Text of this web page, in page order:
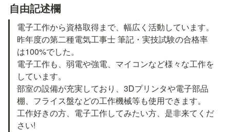
自由記述欄
電子工作から資格取得まで、幅広く活動しています。
昨年度の第二種電気工事士 筆記・実技試験の合格率
は100%でした。
電子工作も、弱電や強電、マイコンなど様々な工作を
しています。
部室の設備が充実しており、3Dプリンタや電子部品
棚、フライス盤などの工作機械等も使用できます。
工作好きの方、電子工作してみたい方、是非来てくだ
さい!